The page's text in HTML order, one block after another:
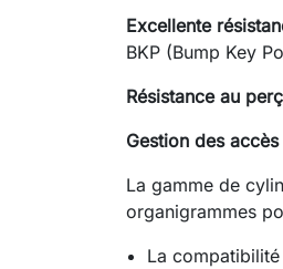
Excellente
BKP (Bump Key
Résistance au
Gestion des accès
La gamme de
organigrammes
La